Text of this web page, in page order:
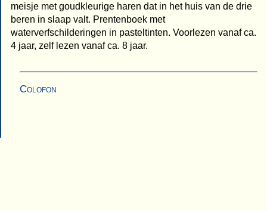
meisje met goudkleurige haren dat in het huis van de drie
beren in slaap valt. Prentenboek met
waterverfschilderingen in pasteltinten. Voorlezen vanaf ca.
4 jaar, zelf lezen vanaf ca. 8 jaar.
Colofon